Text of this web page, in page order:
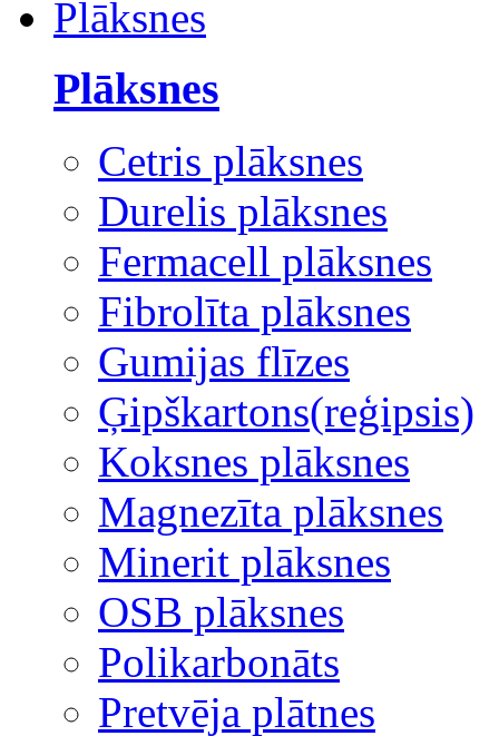
Plāksnes
Plāksnes
Cetris plāksnes
Durelis plāksnes
Fermacell plāksnes
Fibrolīta plāksnes
Gumijas flīzes
Ģipškartons(reģipsis)
Koksnes plāksnes
Magnezīta plāksnes
Minerit plāksnes
OSB plāksnes
Polikarbonāts
Pretvēja plātnes